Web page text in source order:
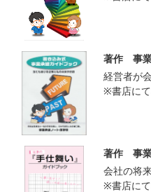
著作 事業
経営者が
※書店に
著作 事業
会社の将
※書店に